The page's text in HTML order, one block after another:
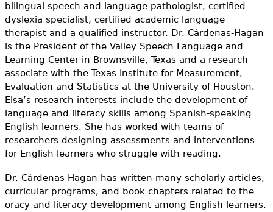
bilingual speech and language pathologist, certified
dyslexia specialist, certified academic language
therapist and a qualified instructor. Dr. Cárdenas-Hagan
is the President of the Valley Speech Language and
Learning Center in Brownsville, Texas and a research
associate with the Texas Institute for Measurement,
Evaluation and Statistics at the University of Houston.
Elsa’s research interests include the development of
language and literacy skills among Spanish-speaking
English learners. She has worked with teams of
researchers designing assessments and interventions
for English learners who struggle with reading.
Dr. Cárdenas-Hagan has written many scholarly articles,
curricular programs, and book chapters related to the
oracy and literacy development among English learners.